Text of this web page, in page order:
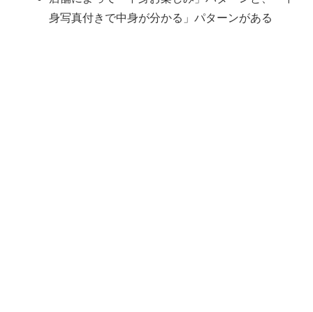
身写真付きで中身が分かる」パターンがある